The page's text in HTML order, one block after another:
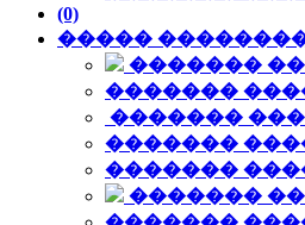
(0)
�����
�������
�������
�������
�������
�������
�������